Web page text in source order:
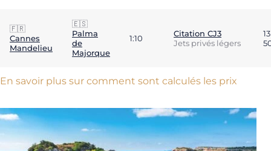
🇫🇷
Cannes
Mandelieu
🇪🇸
Palma
de
Majorque
1:10
Citation CJ3
Jets privés légers
13
En savoir plus sur comment sont calculés les prix